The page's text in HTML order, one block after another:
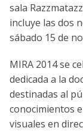
sala
incluye las dos
sábado 15 de
MIRA 2014 se
dedicada a la
destinadas al
conocimientos
visuales en